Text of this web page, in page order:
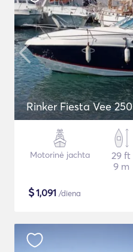
Rinker Fiesta Vee 250
Motorinė jachta
29 ft
9 m
$1,091 /diena